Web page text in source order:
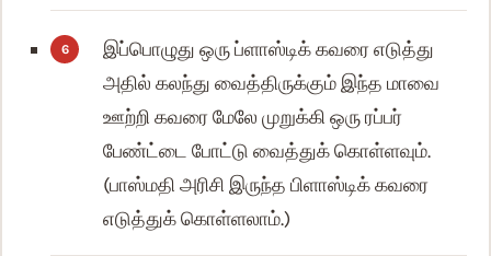
இப்பொழுது ஒரு ப்ளாஸ்டிக் கவரை எடுத்து
அதில் கலந்து வைத்திருக்கும் இந்த மாவை
ஊற்றி கவரை மேலே முறுக்கி ஒரு ரப்பர்
பேண்ட்டை போட்டு வைத்துக் கொள்ளவும்.
(பாஸ்மதி அரிசி இருந்த பிளாஸ்டிக் கவரை
எடுத்துக் கொள்ளலாம்.)